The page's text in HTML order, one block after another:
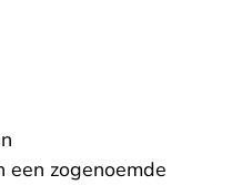
zogenoemde